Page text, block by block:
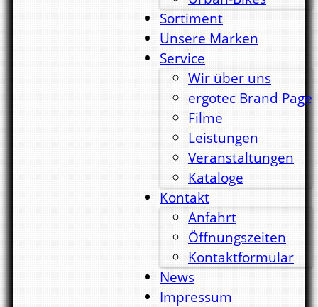
Sortiment
Unsere Marken
Service
Wir über uns
ergotec Brand Page
Filme
Leistungen
Veranstaltungen
Kataloge
Kontakt
Anfahrt
Öffnungszeiten
Kontaktformular
News
Impressum